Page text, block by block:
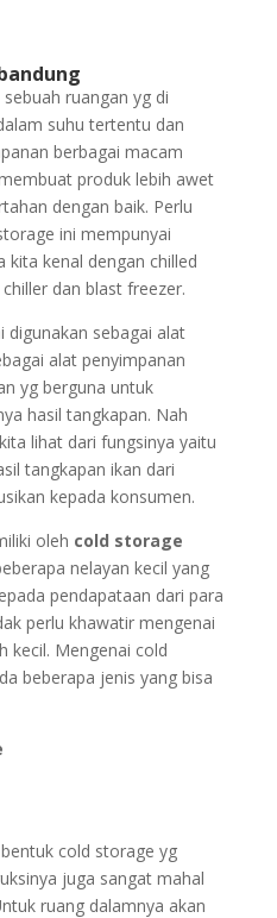
ruangan yg di
suhu tertentu dan
berbagai macam
produk lebih awet
dengan baik. Perlu
ini mempunyai
kita kenal dengan chilled
dan blast freezer.
digunakan sebagai alat
alat penyimpanan
yg berguna untuk
hasil tangkapan. Nah
lihat dari fungsinya yaitu
tangkapan ikan dari
kepada konsumen.
oleh cold storage
nelayan kecil yang
pendapataan dari para
perlu khawatir mengenai
kecil. Mengenai cold
beberapa jenis yang bisa
cold storage yg
juga sangat mahal
ruang dalamnya akan